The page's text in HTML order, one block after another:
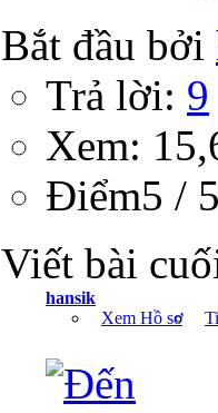
Bắt đầu bởi
Trả lời: 9
Xem:
Ðiểm5 / 5
Viết bài
hansik
Xem Hồ sơ